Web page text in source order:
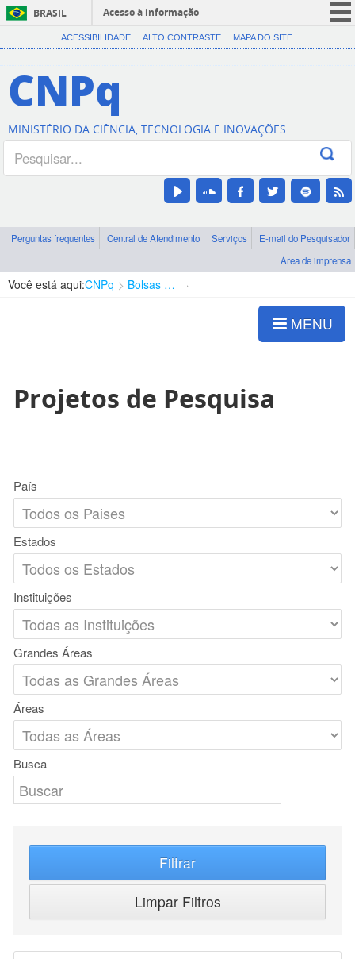
BRASIL
Acesso à informação
CORONAVÍRUS (COVID-19)
Canais
ACESSIBILIDADE ALTO CONTRASTE MAPA DO SITE
CNPq
MINISTÉRIO DA CIÊNCIA, TECNOLOGIA E INOVAÇÕES
Perguntas frequentes Central de Atendimento Serviços
E-mail do Pesquisador
Área de imprensa
Você está aqui:CNPq Bolsas e Auxílios Vigentes
MENU
Projetos de Pesquisa
País
Estados
Instituições
Grandes Áreas
Áreas
Busca
Filtrar
Limpar Filtros